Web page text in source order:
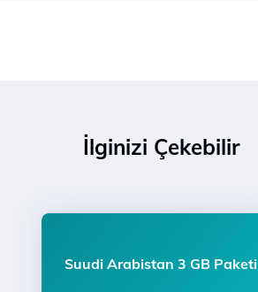
İlginizi Çekebilir
Suudi Arabistan 3 GB Paketi